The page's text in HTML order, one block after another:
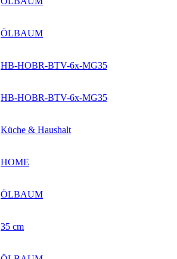
ÖLBAUM
HB-HOBR-BTV-6x-MG35
HB-HOBR-BTV-6x-MG35
Küche & Haushalt
HOME
ÖLBAUM
35 cm